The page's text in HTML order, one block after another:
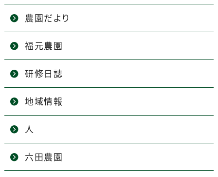
農園だより
福元農園
研修日誌
地域情報
人
六田農園